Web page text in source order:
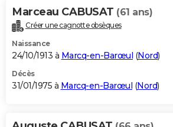
Marceau CABUSAT (61 ans)
Créer une cagnotte obsèques
Naissance
24/10/1913 à Marcq-en-Barœul (Nord)
Décès
31/01/1975 à Marcq-en-Barœul (Nord)